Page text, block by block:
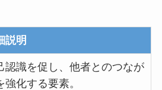
説明
認識を促し、他者とのつなが
強化する要素。